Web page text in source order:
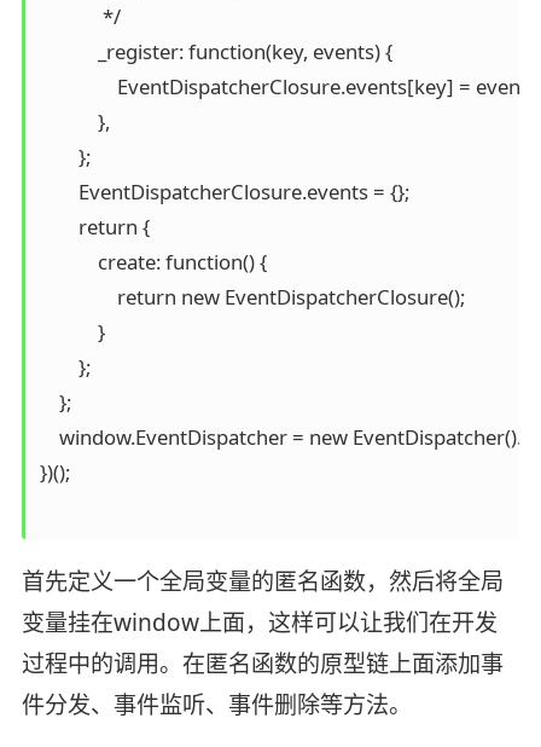
             */
            _register: function(key, events) {
                EventDispatcherClosure.events[key] = events;
            },
        };
        EventDispatcherClosure.events = {};
        return {
            create: function() {
                return new EventDispatcherClosure();
            }
        };
    };
window.EventDispatcher = new
})();
首先定义一个全局变量的匿名函数，然后将全局
变量挂在window上面，这样可以让我们在开发
过程中的调用。在匿名函数的原型链上面添加事
件分发、事件监听、事件删除等方法。